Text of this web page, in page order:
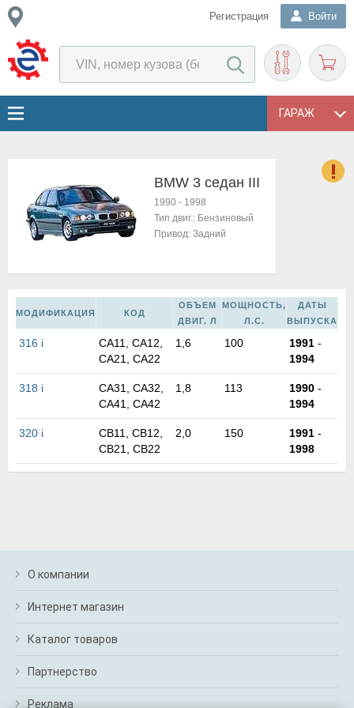
Регистрация Войти
ГАРАЖ
BMW 3 седан III
1990 - 1998
Тип двиг.: Бензиновый
Привод: Задний
МОДИФИКАЦИЯ КОД
ОБЪЕМ
ДВИГ. Л
МОЩНОСТЬ,
Л.С.
ДАТЫ
ВЫПУСКА
316 i
CA11, CA12,
CA21, CA22
1,6 100 1991 -
1994
318 i
CA31, CA32,
CA41, CA42
1,8 113 1990 -
1994
320 i
CB11, CB12,
CB21, CB22
2,0 150 1991 -
1998
О компании
Интернет магазин
Каталог товаров
Партнерство
Реклама